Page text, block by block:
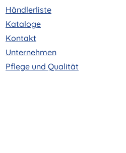
Händlerliste
Kataloge
Kontakt
Unternehmen
Pflege und Qualität